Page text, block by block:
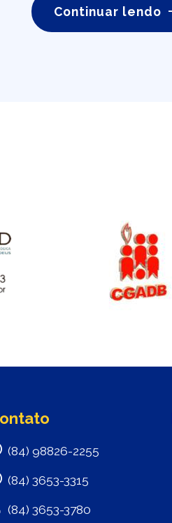
Continuar lendo
(84) 98826-2255
(84) 3653-3315
(84) 3653-3780